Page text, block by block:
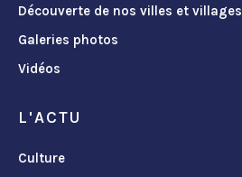
Découverte de nos villes et villages
Galeries photos
Vidéos
L'ACTU
Culture